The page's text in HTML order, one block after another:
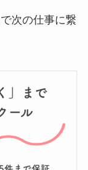
次の仕事に繋